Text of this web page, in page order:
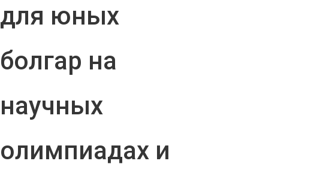
для юных
болгар на
научных
олимпиадах и